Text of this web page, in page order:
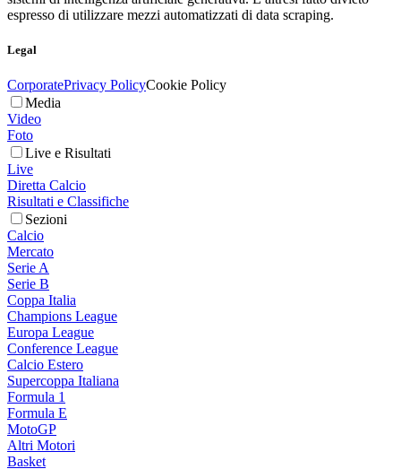
espresso di utilizzare mezzi automatizzati di data scraping.
Legal
CorporatePrivacy PolicyCookie Policy
Media
Video
Foto
Live e Risultati
Live
Diretta Calcio
Risultati e Classifiche
Sezioni
Calcio
Mercato
Serie A
Serie B
Coppa Italia
Champions League
Europa League
Conference League
Calcio Estero
Supercoppa Italiana
Formula 1
Formula E
MotoGP
Altri Motori
Basket